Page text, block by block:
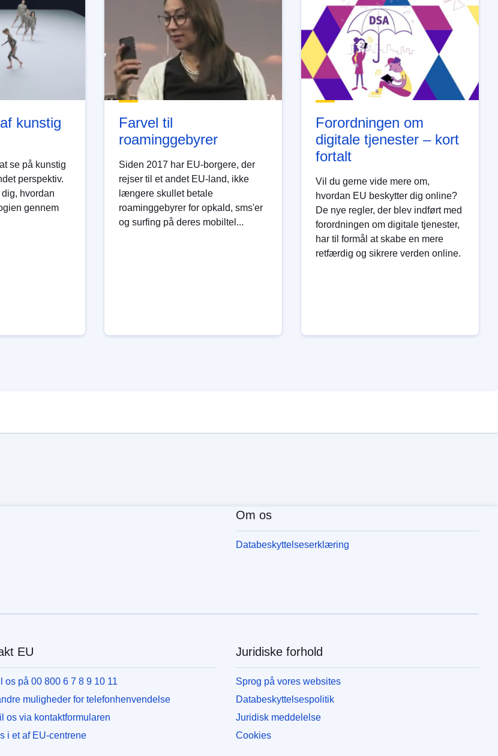
kunstig
se på kunstig
perspektiv.
hvordan
gennem
Farvel til
roaminggebyrer
Siden 2017 har EU-borgere, der
rejser til et andet EU-land, ikke
længere skullet betale
roaminggebyrer for opkald, sms'er
og surfing på deres mobiltel...
Forordningen om
digitale tjenester – kort
fortalt
Vil du gerne vide mere om,
hvordan EU beskytter dig online?
De nye regler, der blev indført med
forordningen om digitale tjenester,
har til formål at skabe en mere
retfærdig og sikrere verden online.
Om os
Databeskyttelseserklæring
EU
os på 00 800 6 7 8 9 10 11
muligheder for telefonhenvendelse
os via kontaktformularen
i et af EU-centrene
Juridiske forhold
Sprog på vores websites
Databeskyttelsespolitik
Juridisk meddelelse
Cookies